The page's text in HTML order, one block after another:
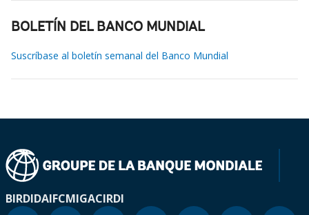
BOLETÍN DEL BANCO MUNDIAL
Suscríbase al boletín semanal del Banco Mundial
BIRDIDAIFCMIGACIRDI